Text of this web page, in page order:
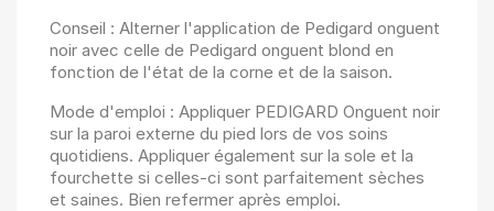
Conseil : Alterner l'application de Pedigard onguent
noir avec celle de Pedigard onguent blond en
fonction de l'état de la corne et de la saison.
Mode d'emploi : Appliquer PEDIGARD Onguent noir
sur la paroi externe du pied lors de vos soins
quotidiens. Appliquer également sur la sole et la
fourchette si celles-ci sont parfaitement sèches
et saines. Bien refermer après emploi.